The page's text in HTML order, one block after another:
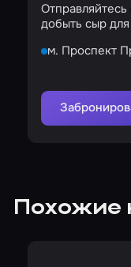
Отправляйтесь
добыть сыр
м. Проспект
Похожие